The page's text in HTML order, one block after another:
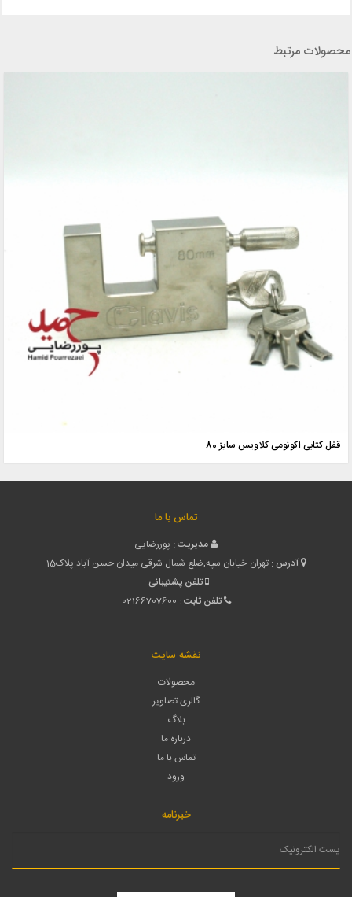
محصولات مرتبط
قفل کتابی اکونومی کلاویس سایز 80
تماس با ما
مدیریت : پوررضایی
آدرس : تهران-خیابان سپه,ضلع شمال شرقی میدان حسن آباد پلاک15
تلفن پشتیبانی :
تلفن ثابت : 02166707600
نقشه سایت
محصولات
گالری تصاویر
بلاگ
درباره ما
تماس با ما
ورود
خبرنامه